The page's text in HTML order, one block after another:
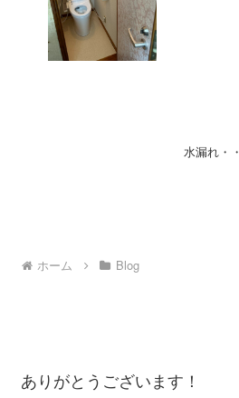
水漏れ・・
ホーム Blog
ありがとうございます！